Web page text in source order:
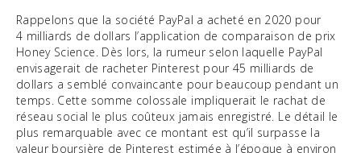
Rappelons que la société PayPal a acheté en 2020 pour
4 milliards de dollars l’application de comparaison de prix
Honey Science. Dès lors, la rumeur selon laquelle PayPal
envisagerait de racheter Pinterest pour 45 milliards de
dollars a semblé convaincante pour beaucoup pendant un
temps. Cette somme colossale impliquerait le rachat de
réseau social le plus coûteux jamais enregistré. Le détail le
plus remarquable avec ce montant est qu’il surpasse la
valeur boursière de Pinterest estimée à l’époque à environ